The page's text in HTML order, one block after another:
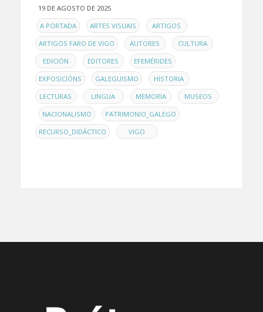
19 DE AGOSTO DE 2025
ENA PORTADA , ARTES VISUAIS , ARTIGOS ,
ARTIGOS FARO DE VIGO , AUTORES , CULTURA ,
EDICIÓN , EDITORES , EFEMÉRIDES ,
EXPOSICIÓNS , GALEGUISMO , HISTORIA ,
LECTURAS , LINGUA , MEMORIA ,
MUSEOS
NACIONALISMO , PATRIMONIO_GALEGO ,
RECURSO_DIDÁCTICO , VIGO